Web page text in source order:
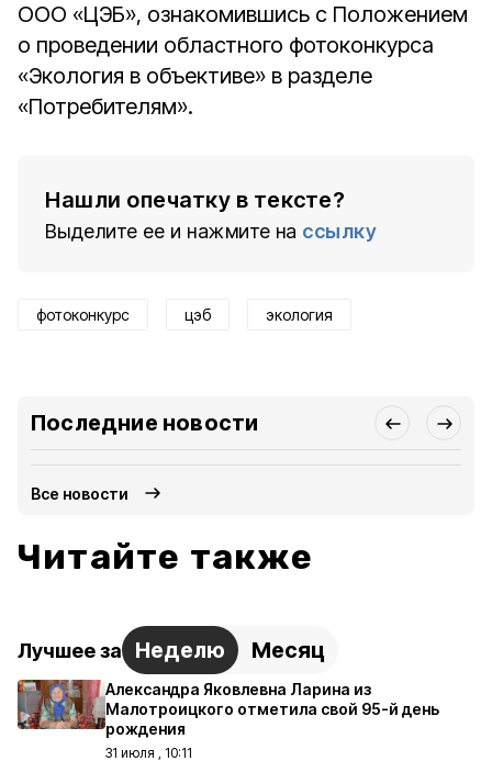
ООО «ЦЭБ», ознакомившись с Положением
о проведении областного фотоконкурса
«Экология в объективе» в разделе
«Потребителям».
Нашли опечатку в тексте?
Выделите ее и нажмите на ссылку
фотоконкурс цэб экология
Последние новости
Все новости
Читайте также
Лучшее за Неделю Месяц
Александра Яковлевна Ларина из
Малотроицкого отметила свой 95-й день
рождения
31 июля , 10:11